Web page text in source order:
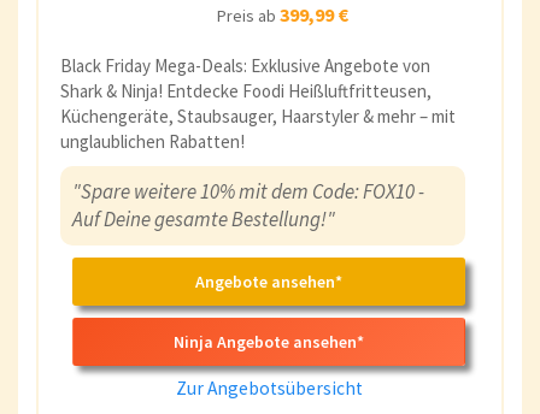
Preis ab 399,99 €
Black Friday Mega-Deals: Exklusive Angebote von
Shark & Ninja! Entdecke Foodi Heißluftfritteusen,
Küchengeräte, Staubsauger, Haarstyler & mehr – mit
unglaublichen Rabatten!
"Spare weitere 10% mit dem Code: FOX10 -
Auf Deine gesamte Bestellung!"
Angebote ansehen*
Ninja Angebote ansehen*
Zur Angebotsübersicht